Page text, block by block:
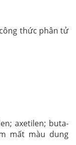
thức phân tử
axetilen; buta-
mất màu dung